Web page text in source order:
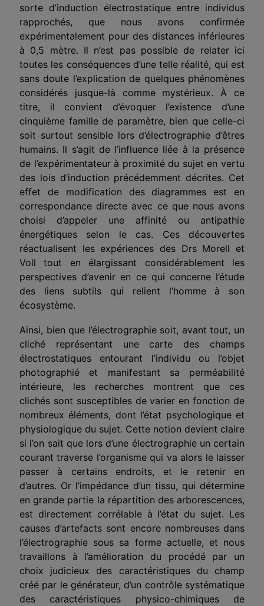
sorte d’induc­tion électrostatique entre individus
rapprochés, que nous avons con­firmée
expérimentalement pour des distances inférieures
à 0,5 mètre. Il n’est pas possible de relater ici
toutes les conséquences d’une telle réalité, qui est
sans doute l’explication de quelques phénomènes
con­sidérés jusque-là comme mystérieux. À ce
titre, il convient d’évoquer l’existence d’une
cinquième famille de paramètre, bien que celle-ci
soit surtout sensible lors d’électrographie d’êtres
humains. Il s’agit de l’influence liée à la présence
de l’expérimentateur à proximité du sujet en vertu
des lois d’induction précédemment décrites. Cet
effet de modification des diagrammes est en
correspondance directe avec ce que nous avons
choisi d’appeler une affinité ou antipathie
énergétiques selon le cas. Ces découvertes
réactualisent les expérien­ces des Drs Morell et
Voll tout en élargissant considérablement les
perspectives d’avenir en ce qui concerne l’étude
des liens subtils qui relient l’homme à son
écosystème.
Ainsi, bien que l’électrographie soit, avant tout, un
cliché repré­sentant une carte des champs
électrostatiques entourant l’individu ou l’objet
photographié et manifestant sa perméabilité
intérieure, les recherches montrent que ces
clichés sont susceptibles de varier en fonction de
nombreux éléments, dont l’état psychologique et
physio­logique du sujet. Cette notion devient claire
si l’on sait que lors d’une électrographie un certain
courant traverse l’organisme qui va alors le laisser
passer à certains endroits, et le retenir en
d’autres. Or l’impédance d’un tissu, qui détermine
en grande partie la réparti­tion des arborescences,
est directement corrélable à l’état du sujet. Les
causes d’artefacts sont encore nombreuses dans
l’électrographie sous sa forme actuelle, et nous
travaillons à l’amélioration du pro­cédé par un
choix judicieux des caractéristiques du champ
créé par le générateur, d’un contrôle systématique
des caractéristiques physico-chimiques de